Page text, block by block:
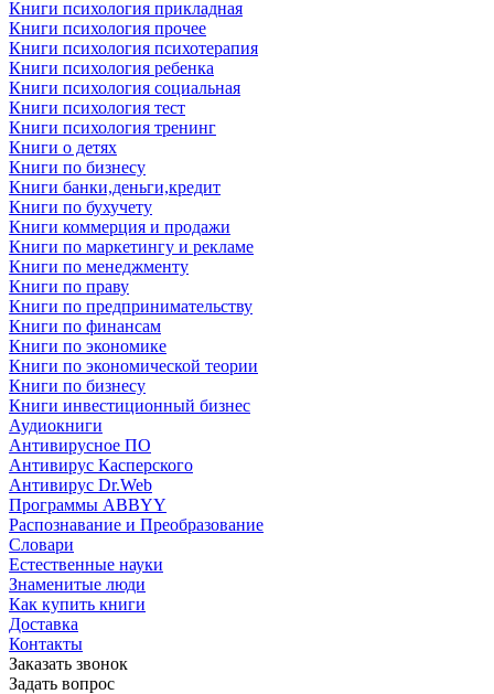
Книги психология прикладная
Книги психология прочее
Книги психология психотерапия
Книги психология ребенка
Книги психология социальная
Книги психология тест
Книги психология тренинг
Книги о детях
Книги по бизнесу
Книги банки,деньги,кредит
Книги по бухучету
Книги коммерция и продажи
Книги по маркетингу и рекламе
Книги по менеджменту
Книги по праву
Книги по предпринимательству
Книги по финансам
Книги по экономике
Книги по экономической теории
Книги по бизнесу
Книги инвестиционный бизнес
Аудиокниги
Антивирусное ПО
Антивирус Касперского
Антивирус Dr.Web
Программы ABBYY
Распознавание и Преобразование
Словари
Естественные науки
Знаменитые люди
Как купить книги
Доставка
Контакты
Заказать звонок
Задать вопрос